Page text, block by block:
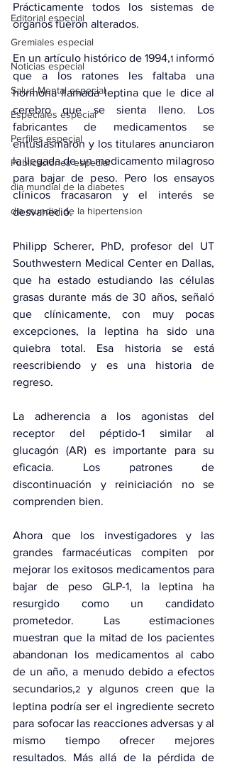
Editorial especial
Gremiales especial
Noticias especial
Salud Mental especial
Especiales especial
Perfiles especial
Publicaciones especial
dia mundial de la diabetes
dia mundial de la hipertension
Prácticamente todos los sistemas de
órganos fueron alterados.
En un artículo histórico de 1994,1 informó
que a los ratones les faltaba una
hormona llamada leptina que le dice al
cerebro que se sienta lleno. Los
fabricantes de medicamentos se
entusiasmaron y los titulares anunciaron
la llegada de un medicamento milagroso
para bajar de peso. Pero los ensayos
clínicos fracasaron y el interés se
desvaneció.
Philipp Scherer, PhD, profesor del UT
Southwestern Medical Center en Dallas,
que ha estado estudiando las células
grasas durante más de 30 años, señaló
que clínicamente, con muy pocas
excepciones, la leptina ha sido una
quiebra total. Esa historia se está
reescribiendo y es una historia de
regreso.
La adherencia a los agonistas del
receptor del péptido-1 similar al
glucagón (AR) es importante para su
eficacia. Los patrones de
discontinuación y reiniciación no se
comprenden bien.
Ahora que los investigadores y las
grandes farmacéuticas compiten por
mejorar los exitosos medicamentos para
bajar de peso GLP-1, la leptina ha
resurgido como un candidato
prometedor. Las estimaciones
muestran que la mitad de los pacientes
abandonan los medicamentos al cabo
de un año, a menudo debido a efectos
secundarios,2
y algunos creen que la
leptina podría ser el ingrediente secreto
para sofocar las reacciones adversas y al
mismo tiempo ofrecer mejores
resultados. Más allá de la pérdida de